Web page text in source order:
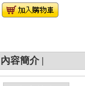
內容簡介 |